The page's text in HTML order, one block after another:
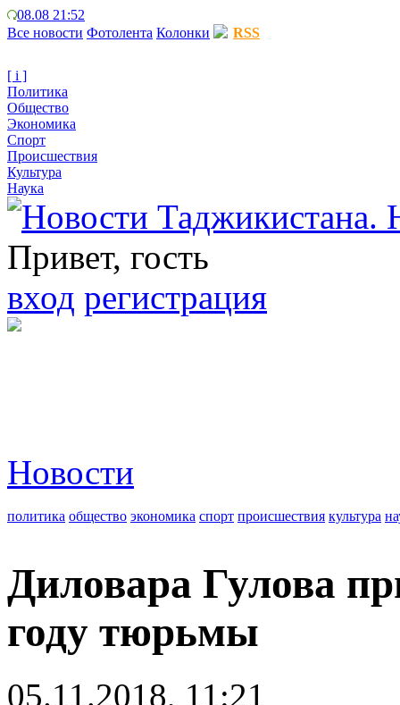
08.08 21:52
Все новости Фотолента Колонки RSS
[ i ]
Политика
Общество
Экономика
Спорт
Происшествия
Культура
Наука
Привет, гость
вход регистрация
Новости
политика общество экономика спорт происшествия культура
Диловара Гулова
году тюрьмы
05.11.2018, 11:21